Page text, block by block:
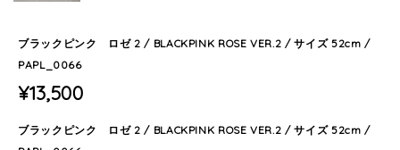
ブラックピンク ロゼ 2 / BLACKPINK ROSE VER.2 / サイズ 52cm /
PAPL_0066
¥13,500
ブラックピンク ロゼ 2 / BLACKPINK ROSE VER.2 / サイズ 52cm /